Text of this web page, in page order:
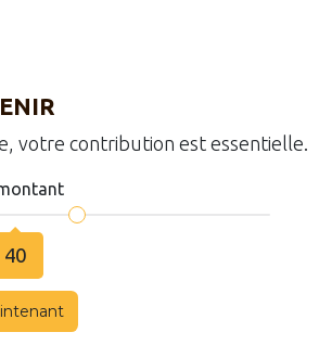
votre contribution est essentielle.
40